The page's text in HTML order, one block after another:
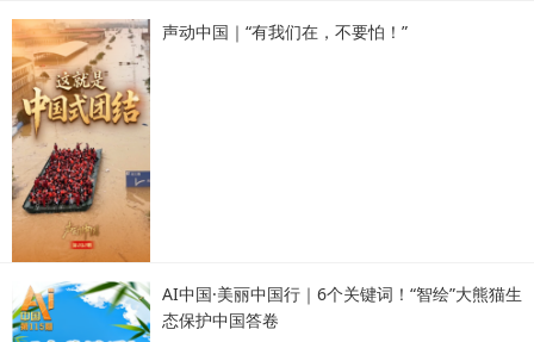
声动中国｜“有我们在，不要怕！”
AI中国·美丽中国行｜6个关键词！“智绘”大熊猫生
态保护中国答卷